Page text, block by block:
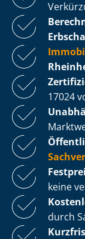
17024
keine
durch